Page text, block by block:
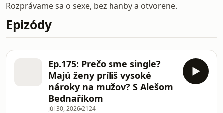
Rozprávame sa o sexe, bez hanby a otvorene.
Epizódy
Ep.175: Prečo sme single?
Majú ženy príliš vysoké
nároky na mužov? S Alešom
Bednaříkom
júl 30, 20262124